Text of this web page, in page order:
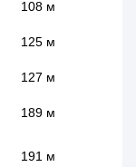
108 м
125 м
127 м
189 м
191 м